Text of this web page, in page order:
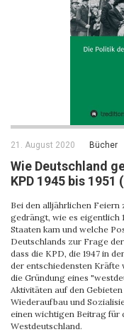
21. August 2020 Bücher
Wie Deutschland
KPD 1945 bis 1951
Bei den alljährlichen
gedrängt, wie es eigentlich
Staaten kam und welche
Deutschlands zur Frage
dass die KPD, die 1947 in
der entschiedensten Kräfte
die Gründung eines
Aktivitäten auf den
Wiederaufbau und
einen wichtigen Beitrag für
Westdeutschland.